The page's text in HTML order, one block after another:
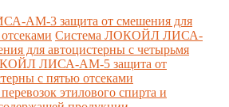
AM-3 защита от смешения для
Система ЛОКОЙЛ ЛИСА-
для автоцистерны с четырьмя
ЛИСА-AM-5 защита от
с пятью отсеками
этилового спирта и